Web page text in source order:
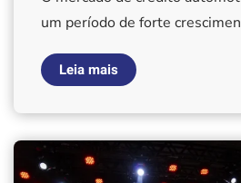
um período de forte
Leia mais